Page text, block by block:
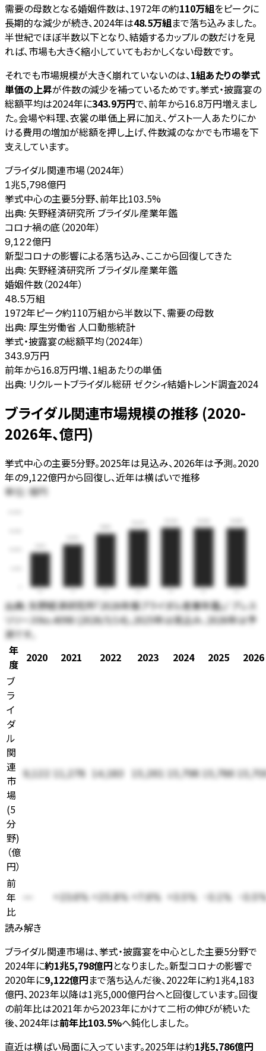
需要の母数となる婚姻件数は、1972年の約110万組をピークに
長期的な減少が続き、2024年は48.5万組まで落ち込みました。
半世紀でほぼ半数以下となり、結婚するカップルの数だけを見
れば、市場も大きく縮小していてもおかしくない母数です。
それでも市場規模が大きく崩れていないのは、1組あたりの挙式
単価の上昇が件数の減少を補っているためです。挙式・披露宴の
総額平均は2024年に343.9万円で、前年から16.8万円増えまし
た。会場や料理、衣裳の単価上昇に加え、ゲスト一人あたりにか
ける費用の増加が総額を押し上げ、件数減のなかでも市場を下
支えしています。
ブライダル関連市場（2024年）
1兆5,798億円
挙式中心の主要5分野、前年比103.5%
出典: 矢野経済研究所 ブライダル産業年鑑
コロナ禍の底（2020年）
9,122億円
新型コロナの影響による落ち込み、ここから回復してきた
出典: 矢野経済研究所 ブライダル産業年鑑
婚姻件数（2024年）
48.5万組
1972年ピーク約110万組から半数以下、需要の母数
出典: 厚生労働省 人口動態統計
挙式・披露宴の総額平均（2024年）
343.9万円
前年から16.8万円増、1組あたりの単価
出典: リクルートブライダル総研 ゼクシィ結婚トレンド調査2024
ブライダル関連市場規模の推移 (2020-
2026年、億円)
挙式中心の主要5分野。2025年は見込み、2026年は予測。2020
年の9,122億円から回復し、近年は横ばいで推移
単位:億円
20 21 22 23 24 25 26
出典:矢野経済研究所「2026年版ブライダル産業年鑑」/ プレス
リリースNo.4098 (2026/5/14)。2025年は見込み、2026年は予
測です。
年
度 2020 2021 2022 2023 2024 2025
2026
ブ
ラ
イ
ダ
ル
関
連
市
場
(5
分
野)
（億
円）
9,122 11,278 14,183 15,261 15,798 15,786
前
年
比
+23.6% +25.8% +7.6% +3.5% -0.1% -
読み解き
ブライダル関連市場は、挙式・披露宴を中心とした主要5分野で
2024年に約1兆5,798億円となりました。新型コロナの影響で
2020年に9,122億円まで落ち込んだ後、2022年に約1兆4,183
億円、2023年以降は1兆5,000億円台へと回復しています。回復
の前年比は2021年から2023年にかけて二桁の伸びが続いた
後、2024年は前年比103.5%へ鈍化しました。
直近は横ばい局面に入っています。2025年は約1兆5,786億円